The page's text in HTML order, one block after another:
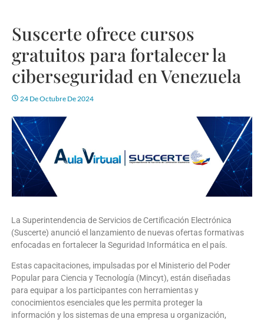
Suscerte ofrece cursos
gratuitos para fortalecer la
ciberseguridad en Venezuela
24 De Octubre De 2024
La Superintendencia de Servicios de Certificación Electrónica
(Suscerte) anunció el lanzamiento de nuevas ofertas formativas
enfocadas en fortalecer la Seguridad Informática en el país.
Estas capacitaciones, impulsadas por el Ministerio del Poder
Popular para Ciencia y Tecnología (Mincyt), están diseñadas
para equipar a los participantes con herramientas y
conocimientos esenciales que les permita proteger la
información y los sistemas de una empresa u organización,